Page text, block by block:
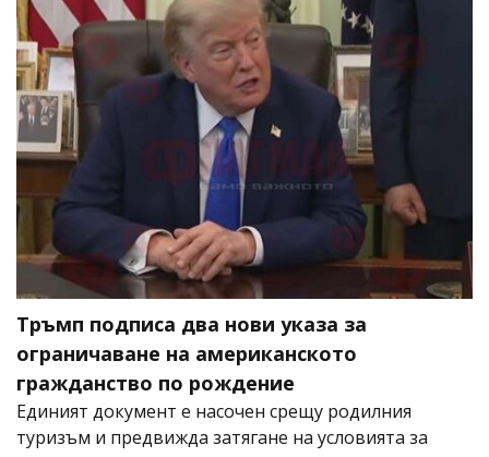
Тръмп подписа два нови указа за
ограничаване на американското
гражданство по рождение
Единият документ е насочен срещу родилния
туризъм и предвижда затягане на условията за